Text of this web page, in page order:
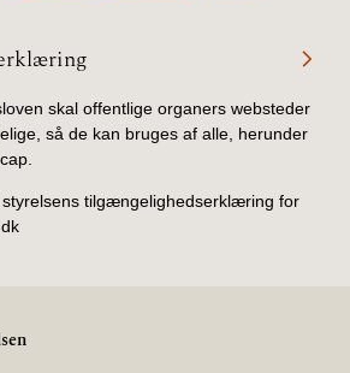
skal offentlige organers websteder
så de kan bruges af alle, herunder
styrelsens tilgængelighedserklæring for